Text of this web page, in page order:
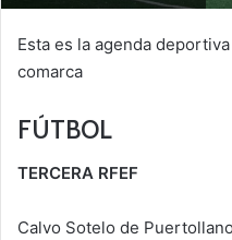
Esta es la agenda
comarca
FÚTBOL
TERCERA RFEF
Calvo Sotelo de